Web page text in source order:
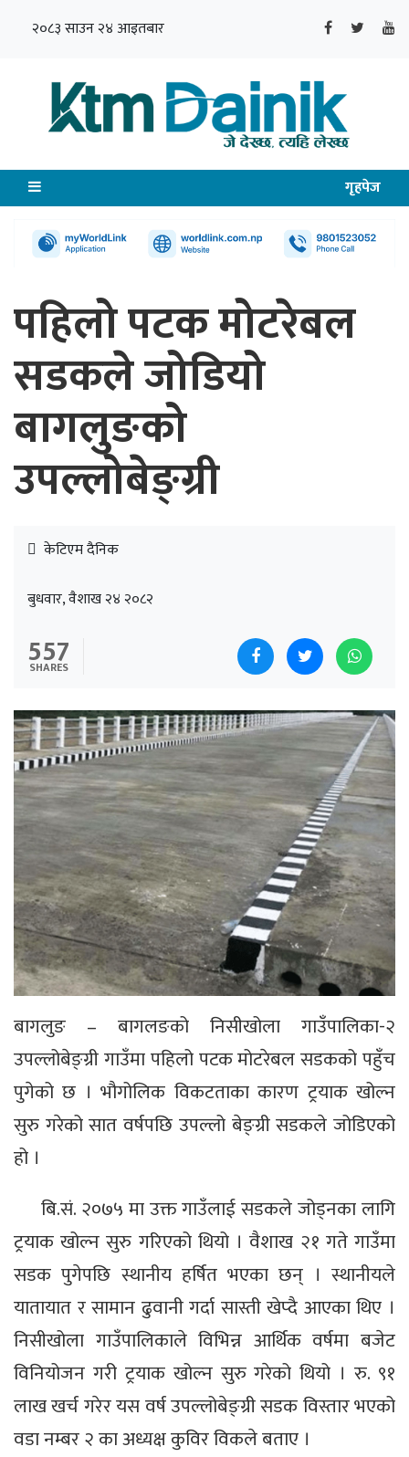
२०८३ साउन २४ आइतबार
गृहपेज
पहिलो पटक मोटरेबल
सडकले जोडियो
बागलुङको
उपल्लोबेङ्ग्री
केटिएम दैनिक
बुधवार, वैशाख २४ २०८२
557
SHARES
बागलुङ – बागलङको निसीखोला गाउँपालिका-२
उपल्लोबेङ्ग्री गाउँमा पहिलो पटक मोटरेबल सडकको पहुँच
पुगेको छ । भौगोलिक विकटताका कारण ट्रयाक खोल्न
सुरु गरेको सात वर्षपछि उपल्लो बेङ्ग्री सडकले जोडिएको
हो ।
बि.सं. २०७५ मा उक्त गाउँलाई सडकले जोड्नका लागि
ट्रयाक खोल्न सुरु गरिएको थियो । वैशाख २१ गते गाउँमा
सडक पुगेपछि स्थानीय हर्षित भएका छन् । स्थानीयले
यातायात र सामान ढुवानी गर्दा सास्ती खेप्दै आएका थिए ।
निसीखोला गाउँपालिकाले विभिन्न आर्थिक वर्षमा बजेट
विनियोजन गरी ट्रयाक खोल्न सुरु गरेको थियो । रु. ९१
लाख खर्च गरेर यस वर्ष उपल्लोबेङ्ग्री सडक विस्तार भएको
वडा नम्बर २ का अध्यक्ष कुविर विकले बताए ।